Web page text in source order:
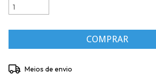
Entregas para o CEP:
Meios de envio